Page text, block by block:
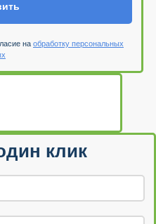
на обработку персональных
клик